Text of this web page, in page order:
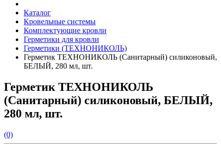
Каталог
Кровельные системы
Комплектующие кровли
Герметики для кровли
Герметики (ТЕХНОНИКОЛЬ)
Герметик ТЕХНОНИКОЛЬ (Санитарный) силиконовый,
БЕЛЫЙ, 280 мл, шт.
Герметик ТЕХНОНИКОЛЬ
(Санитарный) силиконовый, БЕЛЫЙ,
280 мл, шт.
(0)